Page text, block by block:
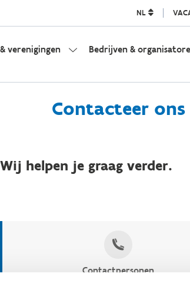
NL
verenigingen Bedrijven &
Contacteer ons
helpen je graag verder.
Contactpersonen